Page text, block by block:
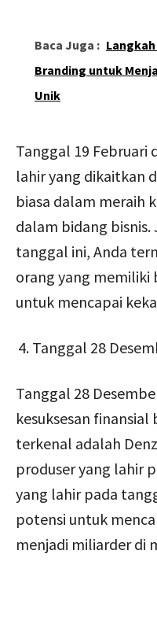
Baca Juga :
Branding untuk
Unik
Tanggal 19 Februari
lahir yang dikaitkan
biasa dalam meraih
dalam bidang bisnis.
tanggal ini, Anda
orang yang
untuk mencapai
Tanggal 28
Tanggal 28
kesuksesan finansial
terkenal adalah
produser yang lahir
yang lahir pada
potensi untuk
menjadi miliarder di